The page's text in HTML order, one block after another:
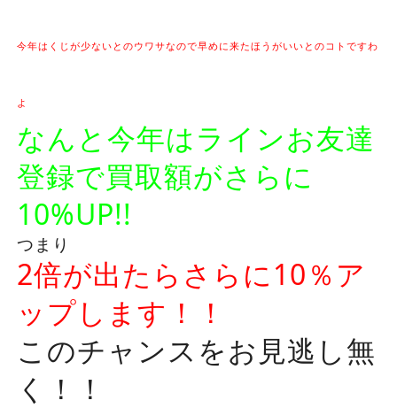
今年はくじが少ないとのウワサなので早めに来たほうがいいとのコトですわ
よ
なんと今年はラインお友達
登録で買取額がさらに
10%UP!!
つまり
2倍が出たらさらに10％ア
ップします！！
このチャンスをお見逃し無
く！！